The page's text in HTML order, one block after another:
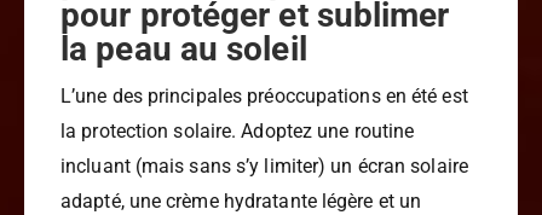
pour protéger et sublimer
la peau au soleil
L’une des principales préoccupations en été est
la protection solaire. Adoptez une routine
incluant (mais sans s’y limiter) un écran solaire
adapté, une crème hydratante légère et un